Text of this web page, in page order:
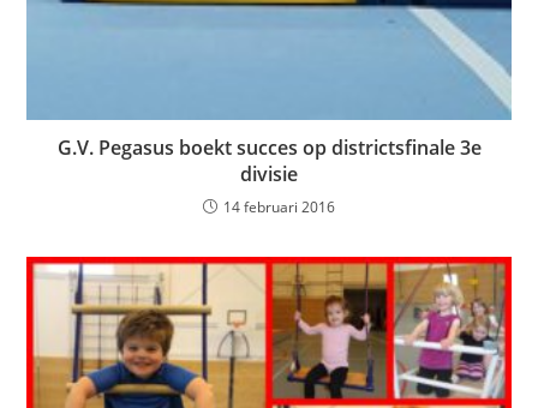
G.V. Pegasus boekt succes op districtsfinale 3e
divisie
14 februari 2016